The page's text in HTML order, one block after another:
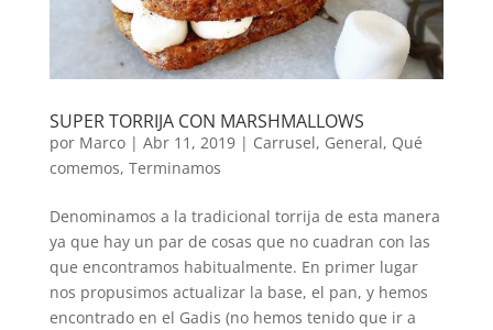
SUPER TORRIJA CON MARSHMALLOWS
por Marco| Abr 11, 2019| Carrusel, General, Qué
comemos, Terminamos
Denominamos a la tradicional torrija de esta manera
ya que hay un par de cosas que no cuadran con las
que encontramos habitualmente. En primer lugar
nos propusimos actualizar la base, el pan, y hemos
encontrado en el Gadis (no hemos tenido que ir a